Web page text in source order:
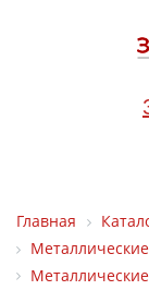
Главная